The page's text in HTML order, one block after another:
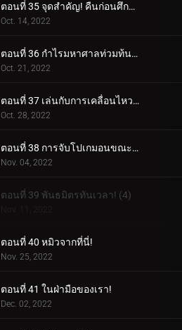
ตอนที่ 35 จุดสำคัญ! คืนก่อนศึกตัดสิน! ซาโตชิ ปะทะ ดันเด้!!
Oct. 14, 2022
ตอนที่ 36 กำไรมหาศาลท่วมท้น! (1)
Oct. 21, 2022
ตอนที่ 37 เล่นกับการเคลื่อนไหวของคุณ! (2)
Oct. 28, 2022
ตอนที่ 38 การจับโปเกมอนขณะปัดป้อง! (3)
Nov. 04, 2022
ตอนที่ 39 พันธมิตรทันเวลา! (4)
ตอนที่ 40 หมิวจากที่นี่!
Nov. 25, 2022
ตอนที่ 41 ในฝ่ามือของเรา!
Dec. 02, 2022